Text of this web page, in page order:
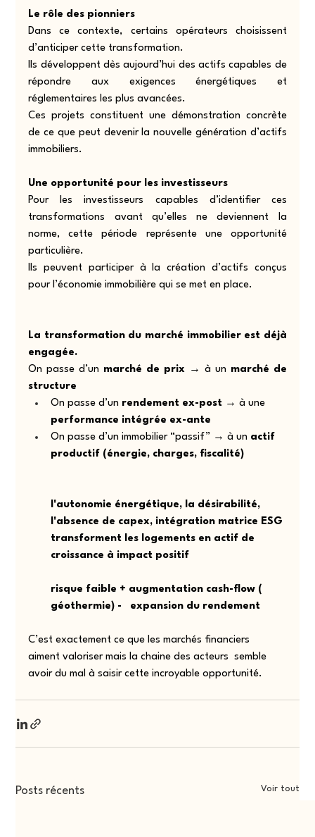
Le rôle des pionniers
Dans ce contexte, certains opérateurs choisissent
d’anticiper cette transformation.
Ils développent dès aujourd’hui des actifs capables de
répondre aux exigences énergétiques et
réglementaires les plus avancées.
Ces projets constituent une démonstration concrète
de ce que peut devenir la nouvelle génération d’actifs
immobiliers.
Une opportunité pour les investisseurs
Pour les investisseurs capables d’identifier ces
transformations avant qu’elles ne deviennent la
norme, cette période représente une opportunité
particulière.
Ils peuvent participer à la création d’actifs conçus
pour l’économie immobilière qui se met en place.
La transformation du marché immobilier est déjà
engagée.
On passe d’un marché de prix → à un marché de
structure
On passe d’un rendement ex-post → à une
performance intégrée ex-ante
On passe d’un immobilier “passif” → à un actif
productif (énergie, charges, fiscalité)
l'autonomie énergétique, la désirabilité,
l'absence de capex, intégration matrice ESG
transforment les logements en actif de
croissance à impact positif
risque faible + augmentation cash-flow (
géothermie) -   expansion du rendement
C’est exactement ce que les marchés financiers
aiment valoriser mais la chaine des acteurs  semble
avoir du mal à saisir cette incroyable opportunité.
Posts récents Voir tout